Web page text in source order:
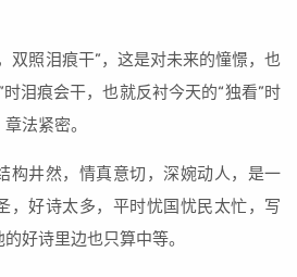
双照泪痕干”，这是对未来的憧憬，也
泪痕会干，也就反衬今天的“独看”时
法紧密。
构井然，情真意切，深婉动人，是一
，好诗太多，平时忧国忧民太忙，写
好诗里边也只算中等。